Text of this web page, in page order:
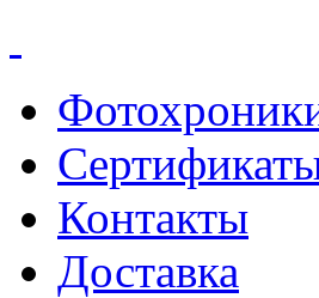
Контакты
Доставка